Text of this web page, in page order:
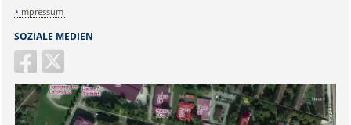
SOZIALE MEDIEN
Impressum